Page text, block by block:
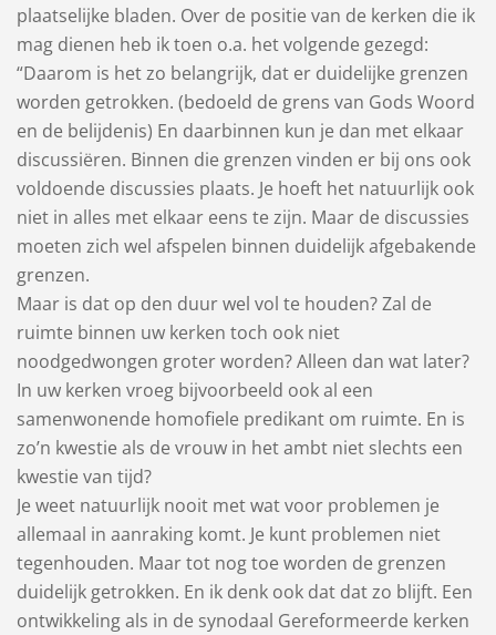
plaatselijke bladen. Over de positie van de kerken die ik
mag dienen heb ik toen o.a. het volgende gezegd:
“Daarom is het zo belangrijk, dat er duidelijke grenzen
worden getrokken. (bedoeld de grens van Gods Woord
en de belijdenis) En daarbinnen kun je dan met elkaar
discussiëren. Binnen die grenzen vinden er bij ons ook
voldoende discussies plaats. Je hoeft het natuurlijk ook
niet in alles met elkaar eens te zijn. Maar de discussies
moeten zich wel afspelen binnen duidelijk afgebakende
grenzen.
Maar is dat op den duur wel vol te houden? Zal de
ruimte binnen uw kerken toch ook niet
noodgedwongen groter worden? Alleen dan wat later?
In uw kerken vroeg bijvoorbeeld ook al een
samenwonende homofiele predikant om ruimte. En is
zo’n kwestie als de vrouw in het ambt niet slechts een
kwestie van tijd?
Je weet natuurlijk nooit met wat voor problemen je
allemaal in aanraking komt. Je kunt problemen niet
tegenhouden. Maar tot nog toe worden de grenzen
duidelijk getrokken. En ik denk ook dat dat zo blijft. Een
ontwikkeling als in de synodaal Gereformeerde kerken